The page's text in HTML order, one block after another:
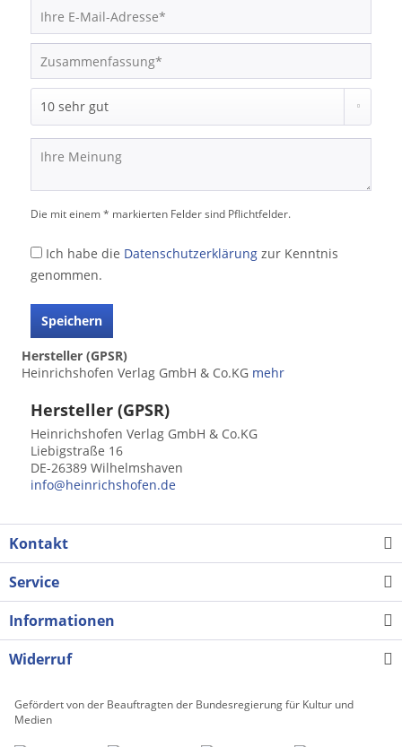
Die mit einem * markierten Felder sind Pflichtfelder.
Ich habe die Datenschutzerklärung zur Kenntnis
genommen.
Speichern
Hersteller (GPSR)
Heinrichshofen Verlag GmbH & Co.KG mehr
Hersteller (GPSR)
Heinrichshofen Verlag GmbH & Co.KG
Liebigstraße 16
DE-26389 Wilhelmshaven
info@heinrichshofen.de
Kontakt
Service
Informationen
Widerruf
Gefördert von der Beauftragten der Bundesregierung für Kultur und
Medien